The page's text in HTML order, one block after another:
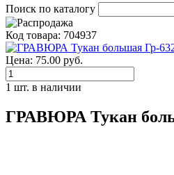
Поиск по каталогу
Код товара: 704937
Цена: 75.00 руб.
1 шт. в наличии
ГРАВЮРА Тукан